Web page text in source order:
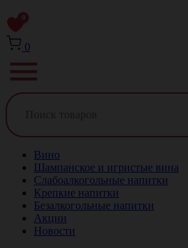
0
0
Вино
Шампанское и игристые вина
Слабоалкогольные напитки
Крепкие напитки
Безалкогольные напитки
Акции
Новости